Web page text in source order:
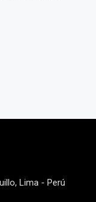
Lima - Perú